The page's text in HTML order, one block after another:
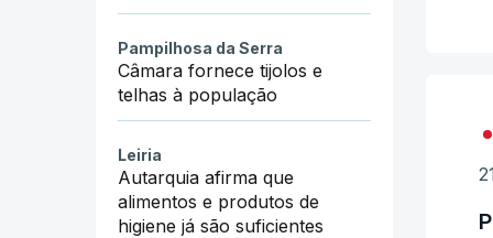
Pampilhosa da Serra
Câmara fornece tijolos e
telhas à população
Leiria
Autarquia afirma que
alimentos e produtos de
higiene já são suficientes